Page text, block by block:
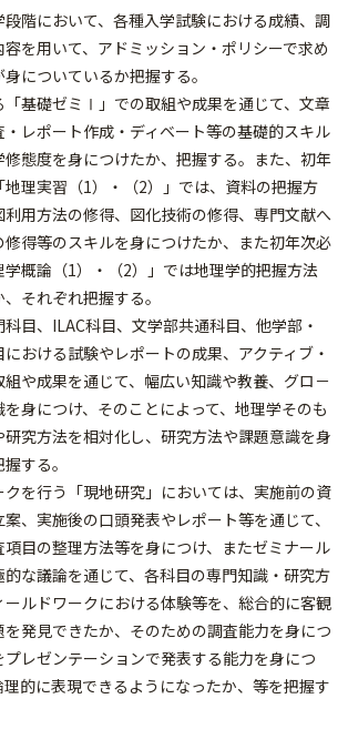
階において、各種入学試験における成績、調
を用いて、アドミッション・ポリシーで求め
についているか把握する。
「基礎ゼミⅠ」での取組や成果を通じて、文章
レポート作成・ディベート等の基礎的スキル
修態度を身につけたか、把握する。また、初年
理実習（1）・（2）」では、資料の把握方
用方法の修得、図化技術の修得、専門文献へ
修得等のスキルを身につけたか、また初年次必
概論（1）・（2）」では地理学的把握方法
それぞれ把握する。
目、ILAC科目、文学部共通科目、他学部・
おける試験やレポートの成果、アクティブ・
や成果を通じて、幅広い知識や教養、グロ－
身につけ、そのことによって、地理学そのも
研究方法を相対化し、研究方法や課題意識を身
する。
クを行う「現地研究」においては、実施前の資
、実施後の口頭発表やレポート等を通じて、
目の整理方法等を身につけ、またゼミナール
的な議論を通じて、各科目の専門知識・研究方
ルドワークにおける体験等を、総合的に客観
発見できたか、そのための調査能力を身につ
プレゼンテーションで発表する能力を身につ
理的に表現できるようになったか、等を把握す